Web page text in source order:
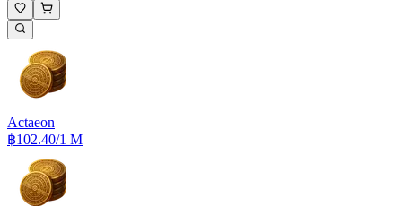
Actaeon
฿102.40/1 M